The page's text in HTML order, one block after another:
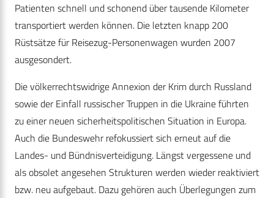
Patienten schnell und schonend über tausende Kilometer
transportiert werden können. Die letzten knapp 200
Rüstsätze für Reisezug-Personenwagen wurden 2007
ausgesondert.
Die völkerrechtswidrige Annexion der Krim durch Russland
sowie der Einfall russischer Truppen in die Ukraine führten
zu einer neuen sicherheitspolitischen Situation in Europa.
Auch die Bundeswehr refokussiert sich erneut auf die
Landes- und Bündnisverteidigung. Längst vergessene und
als obsolet angesehen Strukturen werden wieder reaktiviert
bzw. neu aufgebaut. Dazu gehören auch Überlegungen zum